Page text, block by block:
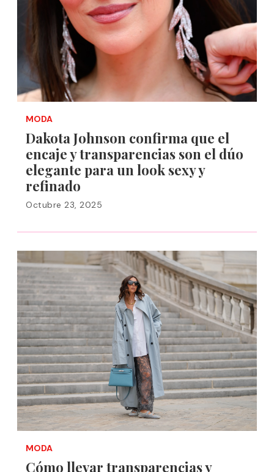
MODA
Dakota Johnson confirma que el
encaje y transparencias son el dúo
elegante para un look sexy y
refinado
Octubre 23, 2025
MODA
Cómo llevar transparencias y